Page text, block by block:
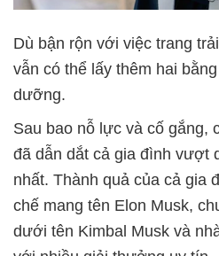
Dù bận rộn với việc trang
vẫn có thể lấy thêm hai
dưỡng.
Sau bao nỗ lực và cố gắng,
đã dẫn dắt cả gia đình vượt
nhất. Thành quả của cả gia
chế mang tên Elon Musk,
dưới tên Kimbal Musk và